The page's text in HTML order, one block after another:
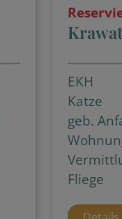
EKH
Katze
geb.
Fliege